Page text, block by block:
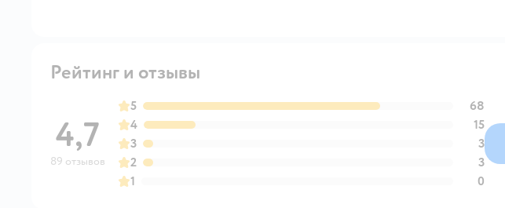
Рейтинг и отзывы
4,7
89 отзывов
5
68
4
15
3
3
2
3
1
0